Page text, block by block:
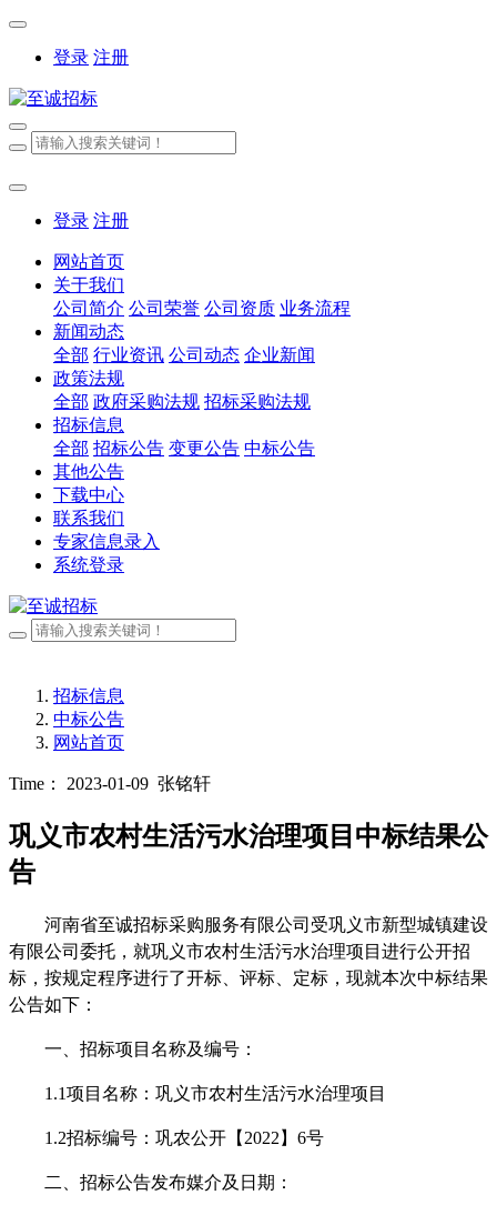
登录 注册
登录 注册
网站首页
关于我们
公司简介 公司荣誉 公司资质 业务流程
新闻动态
全部 行业资讯 公司动态 企业新闻
政策法规
全部 政府采购法规 招标采购法规
招标信息
全部 招标公告 变更公告 中标公告
其他公告
下载中心
联系我们
专家信息录入
系统登录
招标信息
中标公告
网站首页
Time： 2023-01-09 张铭轩
巩义市农村生活污水治理项目中标结果公
告
河南省至诚招标采购服务有限公司受巩义市新型城镇建设
有限公司 委托，就巩义市农村生活污水治理项目 进行公开招
标，按规定程序进行了开标、评标、定标，现就本次中标结果
公告如下：
一、招标项目名称及编号：
1.1项目名称： 巩义市农村生活污水治理项目
1.2招标编号： 巩农公开【 2022】6号
二、招标公告发布媒介及日期：